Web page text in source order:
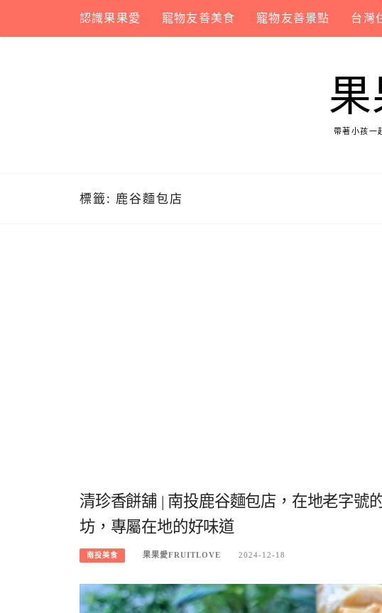
content
認識果果愛 寵物友善美食 寵物友善景點 台灣
帶著小孩一
標籤: 鹿谷麵包店
清珍香餅舖 | 南投鹿谷麵包店，在地老字號
坊，專屬在地的好味道
南投美食 果果愛FRUITLOVE 2024-12-18